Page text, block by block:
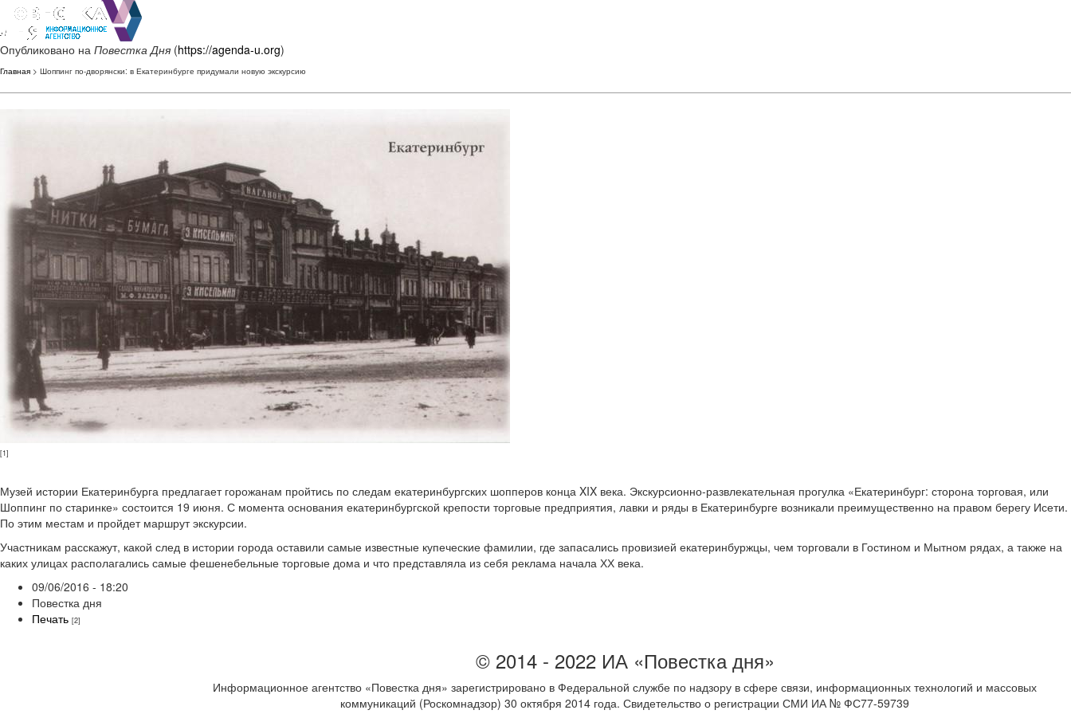
Опубликовано на Повестка Дня (https://agenda-u.org)
Главная > Шоппинг по-дворянски: в Екатеринбурге придумали новую экскурсию
[1]
Музей истории Екатеринбурга предлагает горожанам пройтись по следам екатеринбургских шопперов конца XIX века. Экскурсионно-развлекательная прогулка «Екатеринбург: сторона торговая, или
Шоппинг по старинке» состоится 19 июня. С момента основания екатеринбургской крепости торговые предприятия, лавки и ряды в Екатеринбурге возникали преимущественно на правом берегу Исети.
По этим местам и пройдет маршрут экскурсии.
Участникам расскажут, какой след в истории города оставили самые известные купеческие фамилии, где запасались провизией екатеринбуржцы, чем торговали в Гостином и Мытном рядах, а также на
каких улицах располагались самые фешенебельные торговые дома и что представляла из себя реклама начала ХХ века.
09/06/2016 - 18:20
Повестка дня
Печать [2]
© 2014 - 2022 ИА «Повестка дня»
Информационное агентство «Повестка дня» зарегистрировано в Федеральной службе по надзору в сфере связи, информационных технологий и массовых
коммуникаций (Роскомнадзор) 30 октября 2014 года. Свидетельство о регистрации СМИ ИА № ФС77-59739